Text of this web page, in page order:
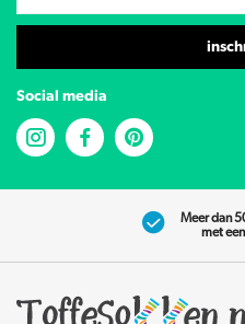
Social media
Meer dan
met